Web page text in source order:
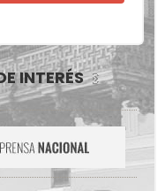
INTERÉS